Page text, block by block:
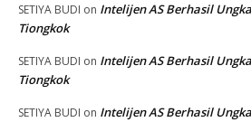
SETIYA BUDI on Intelijen AS Berhasil
Tiongkok
SETIYA BUDI on Intelijen AS Berhasil
Tiongkok
SETIYA BUDI on Intelijen AS Berhasil